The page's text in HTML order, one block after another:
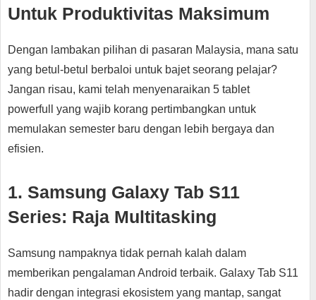
Untuk Produktivitas Maksimum
Dengan lambakan pilihan di pasaran Malaysia, mana satu
yang betul-betul berbaloi untuk bajet seorang pelajar?
Jangan risau, kami telah menyenaraikan 5 tablet
powerfull yang wajib korang pertimbangkan untuk
memulakan semester baru dengan lebih bergaya dan
efisien.
1. Samsung Galaxy Tab S11
Series: Raja Multitasking
Samsung nampaknya tidak pernah kalah dalam
memberikan pengalaman Android terbaik. Galaxy Tab S11
hadir dengan integrasi ekosistem yang mantap, sangat